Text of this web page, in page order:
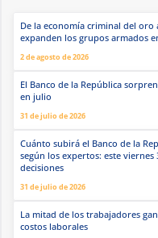
De la economía criminal del oro
expanden los grupos armados
2 de agosto de 2026
El Banco de la República
en julio
31 de julio de 2026
Cuánto subirá el Banco de la
según los expertos: este
decisiones
31 de julio de 2026
La mitad de los trabajadores
costos laborales